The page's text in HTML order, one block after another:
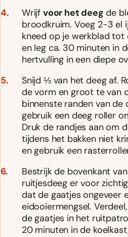
Wrijf voor het deeg de
broodkruim. Voeg 2-3 el
kneed op je werkblad tot
en leg ca. 30 minuten in
hertvulling in een diepe
Snijd ⅓ van het deeg af.
de vorm en groot te van
binnenste randen van
gebruik een deeg roller
Druk de randjes aan om
tijdens het bakken niet
en gebruik een
Bestrijk de bovenkant
ruitjesdeeg er voor
dat de gaatjes ongeveer
eidooiermengsel.
de gaatjes in het
20 minuten in de